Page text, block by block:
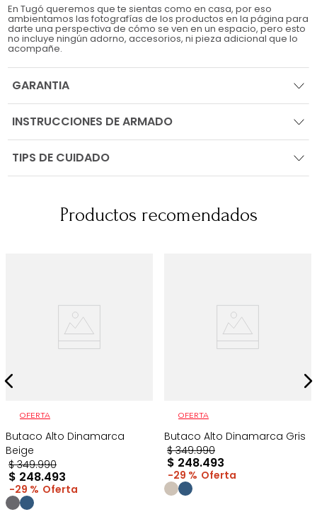
En Tugó queremos que te sientas como en casa, por eso
ambientamos las fotografías de los productos en la página para
darte una perspectiva de cómo se ven en un espacio, pero esto
no incluye ningún adorno, accesorios, ni pieza adicional que lo
acompañe.
GARANTIA
INSTRUCCIONES DE ARMADO
TIPS DE CUIDADO
Productos recomendados
OFERTA
Butaco Alto Dinamarca
Beige
$ 349.990
$ 248.493
29 %
OFERTA
Butaco Alto Dinamarca Gris
$ 349.990
$ 248.493
29 %